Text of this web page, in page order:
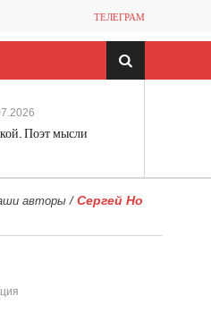
ТЕЛЕГРАМ
Поэт мысли
авторы / Сергей Но